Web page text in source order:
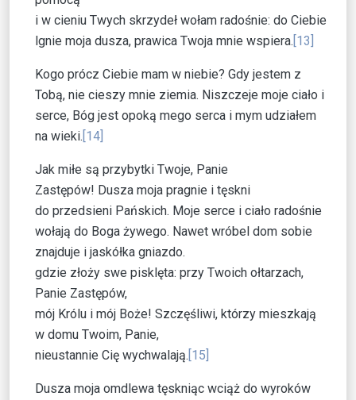
i w cieniu Twych skrzydeł wołam radośnie: do Ciebie
lgnie moja dusza, prawica Twoja mnie wspiera.[13]
Kogo prócz Ciebie mam w niebie? Gdy jestem z
Tobą, nie cieszy mnie ziemia. Niszczeje moje ciało i
serce, Bóg jest opoką mego serca i mym udziałem
na wieki.[14]
Jak miłe są przybytki Twoje, Panie
Zastępów! Dusza moja pragnie i tęskni
do przedsieni Pańskich. Moje serce i ciało radośnie
wołają do Boga żywego. Nawet wróbel dom sobie
znajduje i jaskółka gniazdo.
gdzie złoży swe pisklęta: przy Twoich ołtarzach,
Panie Zastępów,
mój Królu i mój Boże! Szczęśliwi, którzy mieszkają
w domu Twoim, Panie,
nieustannie Cię wychwalają.[15]
Dusza moja omdlewa tęskniąc wciąż do wyroków